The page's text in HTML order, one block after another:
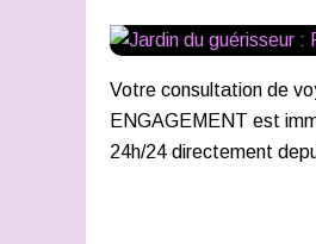
Votre consultation de
ENGAGEMENT est
24h/24 directement